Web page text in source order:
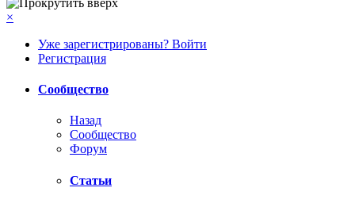
×
Уже зарегистрированы? Войти
Регистрация
Сообщество
Назад
Сообщество
Форум
Статьи